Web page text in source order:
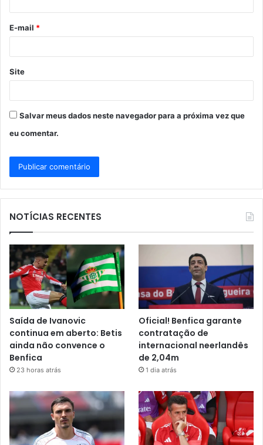
*
E-mail *
Site
Salvar meus dados neste navegador para a próxima vez que
eu comentar.
NOTÍCIAS RECENTES
Saída de Ivanovic
continua em aberto: Betis
ainda não convence o
Benfica
23 horas atrás
Oficial! Benfica garante
contratação de
internacional neerlandês
de 2,04m
1 dia atrás